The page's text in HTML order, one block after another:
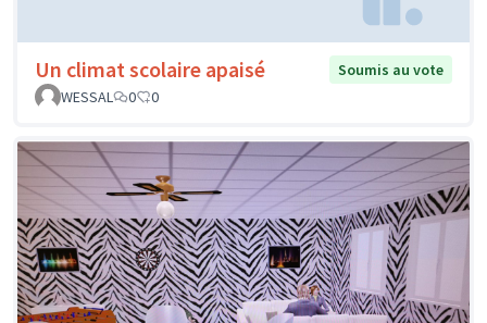
Un climat scolaire apaisé
Soumis au vote
WESSAL
0 0